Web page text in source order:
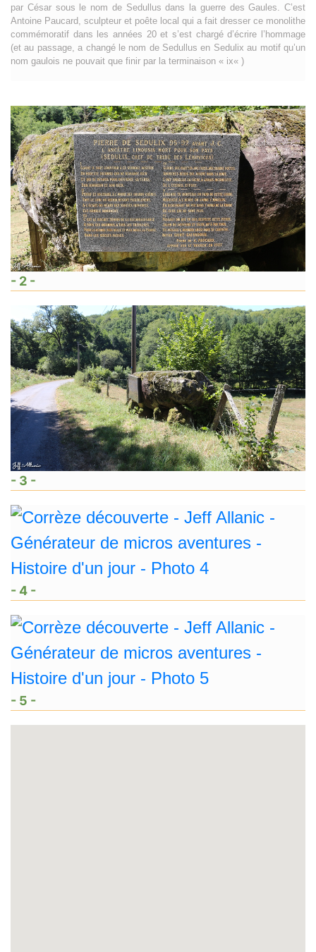
par César sous le nom de Sedullus dans la guerre des Gaules. C’est
Antoine Paucard, sculpteur et poête local qui a fait dresser ce monolithe
commémoratif dans les années 20 et s’est chargé d’écrire l’hommage
(et au passage, a changé le nom de Sedullus en Sedulix au motif qu’un
nom gaulois ne pouvait que finir par la terminaison « ix« )
- 2 -
- 3 -
- 4 -
- 5 -